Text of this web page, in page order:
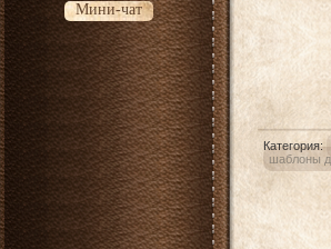
Мини-чат
Категория:
шаблоны